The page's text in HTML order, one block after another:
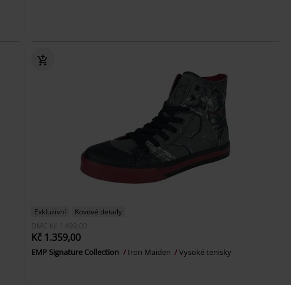
Exkluzivní
Kovové detaily
DMC
Kč 1.499,00
Kč 1.359,00
EMP Signature Collection Iron Maiden Vysoké tenisky